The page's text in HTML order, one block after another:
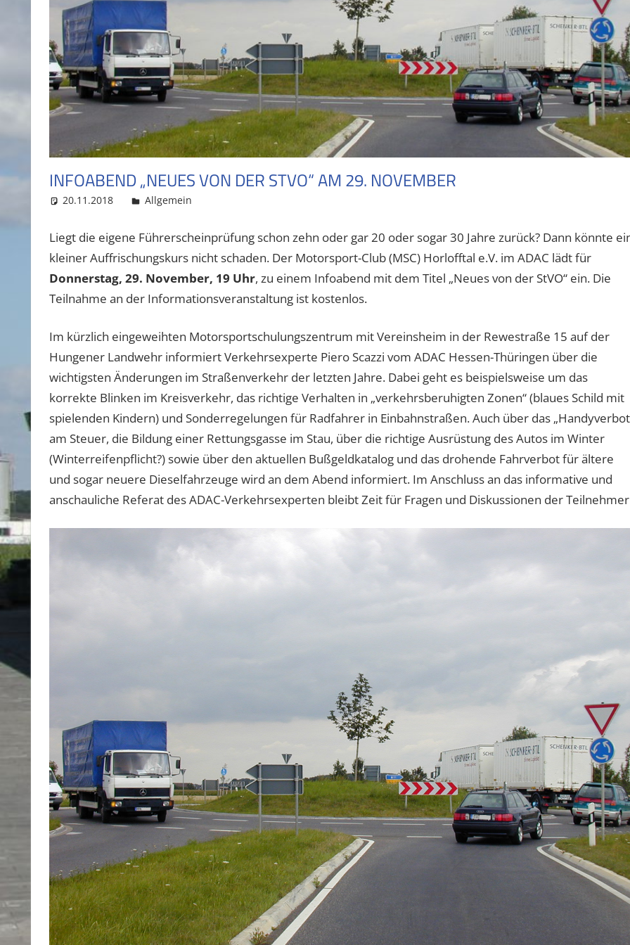
INFOABEND „NEUES VON DER STVO“ AM 29. NOVEMBER
20.11.2018 admin
Allgemein
Liegt die eigene Führerscheinprüfung schon zehn oder gar 20 oder sogar 30 Jahre zurück? Dann könnte
kleiner Auffrischungskurs nicht schaden. Der Motorsport-Club (MSC) Horlofftal e.V. im ADAC lädt für
Donnerstag, 29. November, 19 Uhr, zu einem Infoabend mit dem Titel „Neues von der StVO“ ein. Die
Teilnahme an der Informationsveranstaltung ist kostenlos.
Im kürzlich eingeweihten Motorsportschulungszentrum mit Vereinsheim in der Rewestraße 15 auf der
Hungener Landwehr informiert Verkehrsexperte Piero Scazzi vom ADAC Hessen-Thüringen über die
wichtigsten Änderungen im Straßenverkehr der letzten Jahre. Dabei geht es beispielsweise um das
korrekte Blinken im Kreisverkehr, das richtige Verhalten in „verkehrsberuhigten Zonen“ (blaues Schild mit
spielenden Kindern) und Sonderregelungen für Radfahrer in Einbahnstraßen. Auch über das
am Steuer, die Bildung einer Rettungsgasse im Stau, über die richtige Ausrüstung des Autos im Winter
(Winterreifenpflicht?) sowie über den aktuellen Bußgeldkatalog und das drohende Fahrverbot für ältere
und sogar neuere Dieselfahrzeuge wird an dem Abend informiert. Im Anschluss an das informative und
anschauliche Referat des ADAC-Verkehrsexperten bleibt Zeit für Fragen und Diskussionen der